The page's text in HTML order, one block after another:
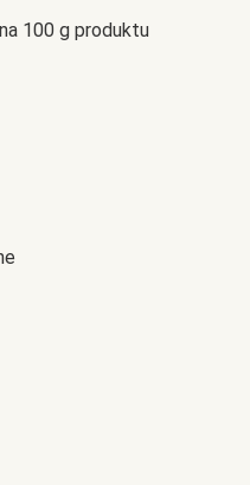
100 g produktu